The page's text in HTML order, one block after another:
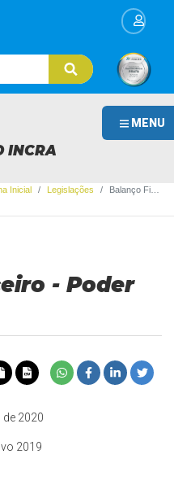
MENU
INCRA
Inicial Legislações Balanço Financeiro - Poder Executivo 2019
- Poder
2020
2019